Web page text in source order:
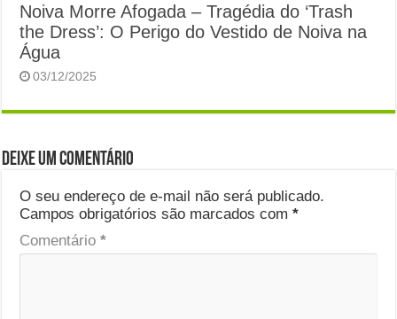
Noiva Morre Afogada – Tragédia do ‘Trash
the Dress’: O Perigo do Vestido de Noiva na
Água
03/12/2025
Deixe um comentário
O seu endereço de e-mail não será publicado.
Campos obrigatórios são marcados com*
Comentário*